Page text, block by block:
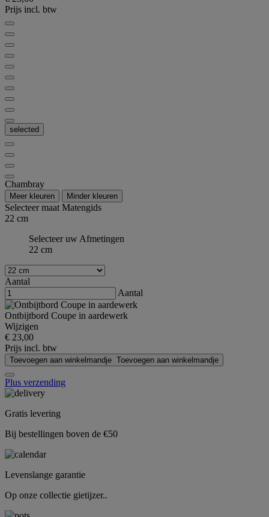
Prijs incl. btw
selected
Chambray
Meer kleuren Minder kleuren
Selecteer maatMatengids
22 cm
Selecteer uw Afmetingen
22 cm
Aantal
Aantal
Ontbijtbord Coupe in aardewerk
Wijzigen
€ 23,00
Prijs incl. btw
Toevoegen aan winkelmandje Toevoegen aan winkelmandje
Plus verzending
Gratis levering
Bij bestellingen boven de €50
Levenslange garantie
Op onze collectie gietijzer..